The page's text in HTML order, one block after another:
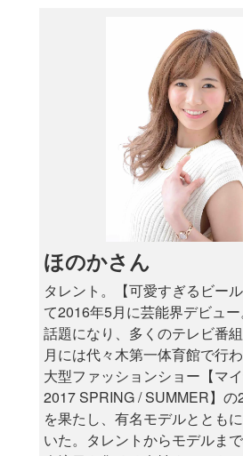
ほのかさん
タレント。【可愛すぎるビー
て2016年5月に芸能界デビュ
話題になり、多くのテレビ番
月には代々木第一体育館で行
大型ファッションショー【マ
2017 SPRING / SUMMER】
を果たし、有名モデルととも
いた。タレントからモデルまで